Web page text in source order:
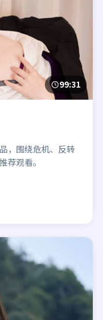
99:31
，围绕危机、反转
荐观看。